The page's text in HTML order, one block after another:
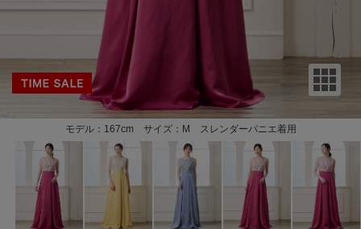
モデル：167cm サイズ：M スレンダーパニエ着用